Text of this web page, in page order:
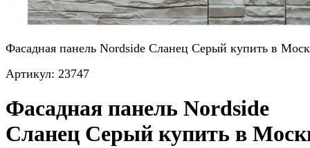
Фасадная панель Nordside Сланец Серый купить в
Артикул: 23747
Фасадная панель Nordside
Сланец Серый купить в